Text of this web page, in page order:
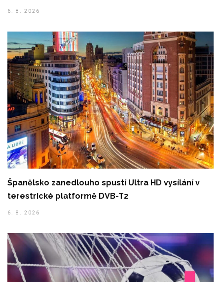
6. 8. 2026
Španělsko zanedlouho spustí Ultra HD vysílání v
terestrické platformě DVB-T2
6. 8. 2026